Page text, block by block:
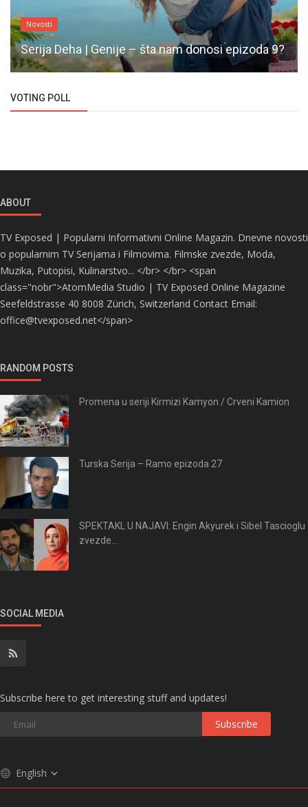
Novosti
Serija Deha | Genije – šta nam donosi epizoda 9?
VOTING POLL
ABOUT
TV Exposed | Popularni Informativni Online Magazin. Dnevne novosti
o popularnim TV Serijama i Filmovima. Filmske zvezde, Moda,
Muzika, Putopisi, Kulinarstvo... </br> </br> <span
class="nobr">AtomMedia Studio | TV Exposed Online Magazine
Seefeldstrasse 40 8008 Zürich, Switzerland Contact Email:
office@tvexposed.net</span>
RANDOM POSTS
Promena u seriji Kirmizi Kamyon / Crveni Kamion
Turska Serija – Ramo epizoda 27
SPEKTAKL U NAJAVI: Engin Akyurek i Sibel Tascioglu
zvezde...
SOCIAL MEDIA
Subscribe here to get interesting stuff and updates!
Subscribe
English